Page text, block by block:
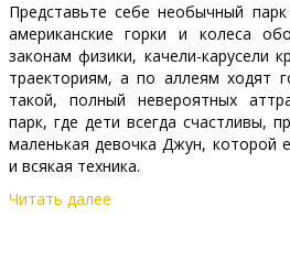
Представьте себе необычный
американские горки и колеса
законам физики, качели-карусели
траекториям, а по аллеям ходят
такой, полный невероятных
парк, где дети всегда счастливы,
маленькая девочка Джун, которой
и всякая техника.
Этот магический парк девочка
Читать далее